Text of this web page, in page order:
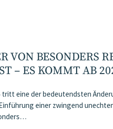
VON BESONDERS
– ES KOMMT AB
tritt eine der bedeutendsten
einer zwingend